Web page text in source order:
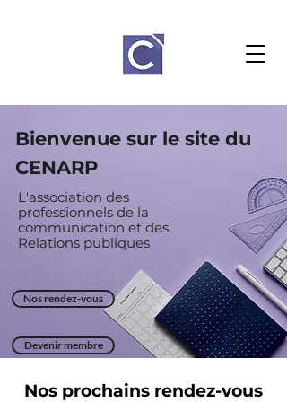
Bienvenue sur le site du
CENARP
L'association des
professionnels de la
communication et des
Relations publiques
Nos rendez-vous
Devenir membre
Nos prochains rendez-vous